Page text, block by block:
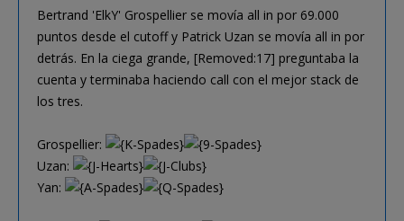
Bertrand 'ElkY' Grospellier se movía all in por 69.000
puntos desde el cutoff y Patrick Uzan se movía all in por
detrás. En la ciega grande, [Removed:17] preguntaba la
cuenta y terminaba haciendo call con el mejor stack de
los tres.
Grospellier:
Uzan:
Yan: